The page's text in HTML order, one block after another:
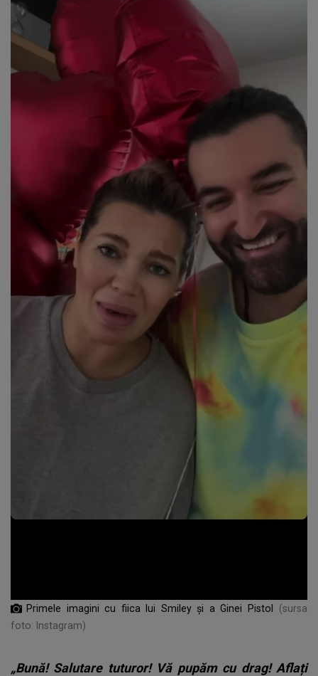
Primele imagini cu fiica lui Smiley și a Ginei Pistol
(sursa
foto: Instagram)
„Bună! Salutare tuturor! Vă pupăm cu drag! Aflați